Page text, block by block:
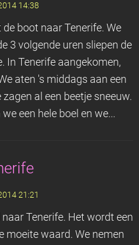
14:38
boot naar Tenerife. We
3 volgende uren sliepen de
In Tenerife aangekomen,
aten 's middags aan een
al een beetje sneeuw.
een hele boel en we...
21:21
Tenerife. Het wordt een
moeite waard. We nemen